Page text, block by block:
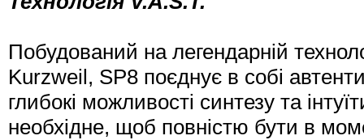
Побудований на легендарній
Kurzweil, SP8 поєднує в собі
глибокі можливості синтезу та
необхідне, щоб повністю бути в